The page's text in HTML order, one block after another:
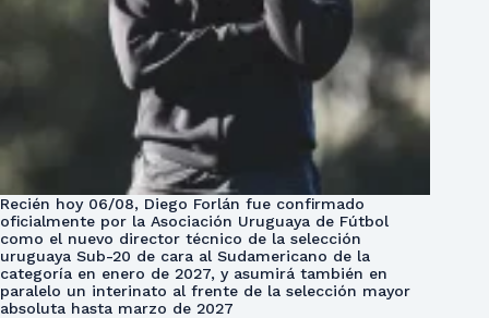
Recién hoy 06/08, Diego Forlán fue confirmado
oficialmente por la Asociación Uruguaya de Fútbol
como el nuevo director técnico de la selección
uruguaya Sub-20 de cara al Sudamericano de la
categoría en enero de 2027, y asumirá también en
paralelo un interinato al frente de la selección mayor
absoluta hasta marzo de 2027